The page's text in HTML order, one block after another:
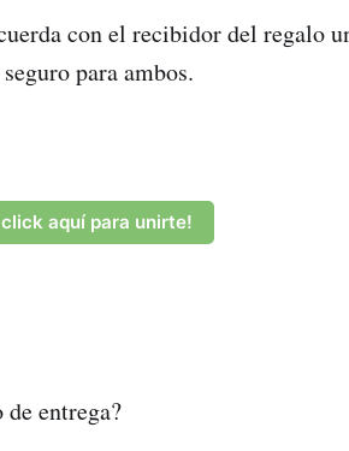
con el recibidor del regalo
para ambos.
click aquí para unirte!
entrega?